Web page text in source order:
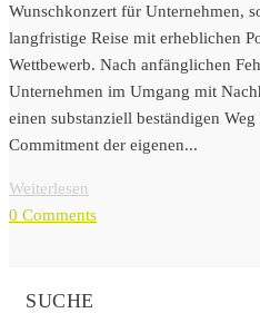
Wunschkonzert für Unternehmen,
langfristige Reise mit erheblichen
Wettbewerb. Nach anfänglichen
Unternehmen im Umgang mit
einen substanziell beständigen
Commitment der eigenen...
Weiterlesen
0 Comments
SUCHE